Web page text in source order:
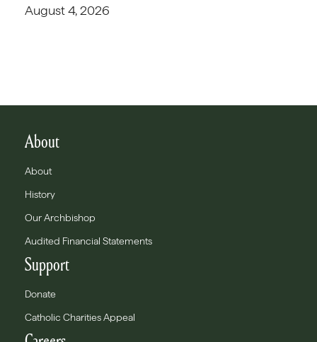
August 4, 2026
About
About
History
Our Archbishop
Audited Financial Statements
Support
Donate
Catholic Charities Appeal